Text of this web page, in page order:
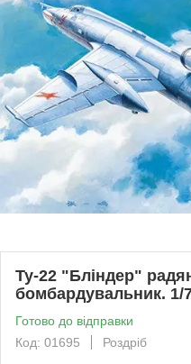
Ту-22 "Бліндер"
бомбардувальник. 1/
Готово до відправки
Код: 01695
Роздріб